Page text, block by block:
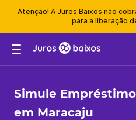
Atenção! A Juros Baixos não
para a liberação
Simule
em Maracaju